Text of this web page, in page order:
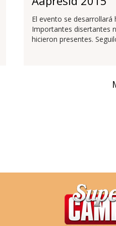
El evento se desarrollará
Importantes disertantes
hicieron presentes.